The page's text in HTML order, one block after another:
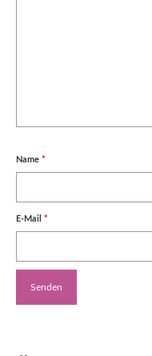
Name *
E-Mail *